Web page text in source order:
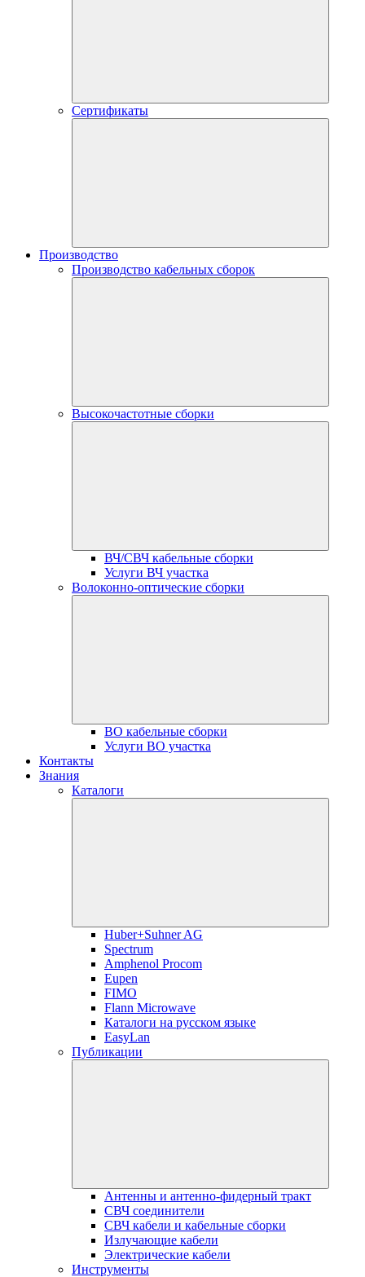
Сертификаты
Производство
Производство кабельных сборок
Высокочастотные сборки
ВЧ/СВЧ кабельные сборки
Услуги ВЧ участка
Волоконно-оптические сборки
ВО кабельные сборки
Услуги ВО участка
Контакты
Знания
Каталоги
Huber+Suhner AG
Spectrum
Amphenol Procom
Eupen
FIMO
Flann Microwave
Каталоги на русском языке
EasyLan
Публикации
Антенны и антенно-фидерный тракт
СВЧ соединители
СВЧ кабели и кабельные сборки
Излучающие кабели
Электрические кабели
Инструменты